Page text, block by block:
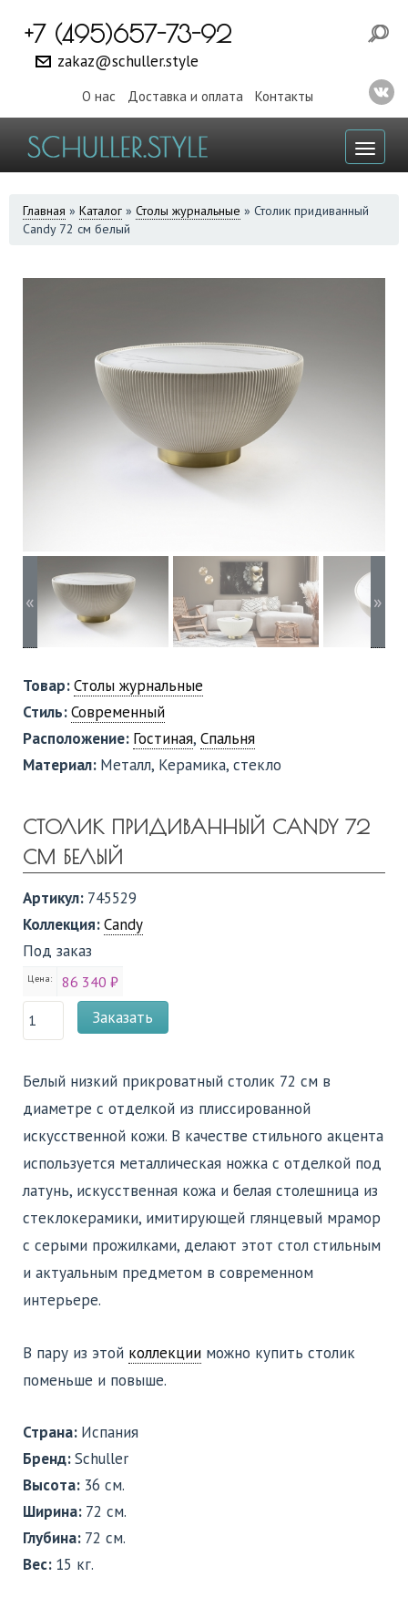
+7 (495)657-73-92
zakaz@schuller.style
О нас Доставка и оплата Контакты
ВЫ
ЗДЕСЬ
Главная » Каталог » Столы журнальные » Столик придиванный
Candy 72 см белый
« »
Товар:Столы журнальные
Стиль:Современный
Расположение: Гостиная, Спальня
Материал: Металл, Керамика, стекло
СТОЛИК ПРИДИВАННЫЙ CANDY 72
СМ БЕЛЫЙ
Артикул: 745529
Коллекция:Candy
Под заказ
Цена: 86 340 ₽
Заказать
Белый низкий прикроватный столик 72 см в
диаметре с отделкой из плиссированной
искусственной кожи. В качестве стильного акцента
используется металлическая ножка с отделкой под
латунь, искусственная кожа и белая столешница из
стеклокерамики, имитирующей глянцевый мрамор
с серыми прожилками, делают этот стол стильным
и актуальным предметом в современном
интерьере.
В пару из этой коллекции можно купить столик
поменьше и повыше.
Страна: Испания
Бренд:Schuller
Высота: 36 см.
Ширина: 72 см.
Глубина: 72 см.
Вес: 15 кг.